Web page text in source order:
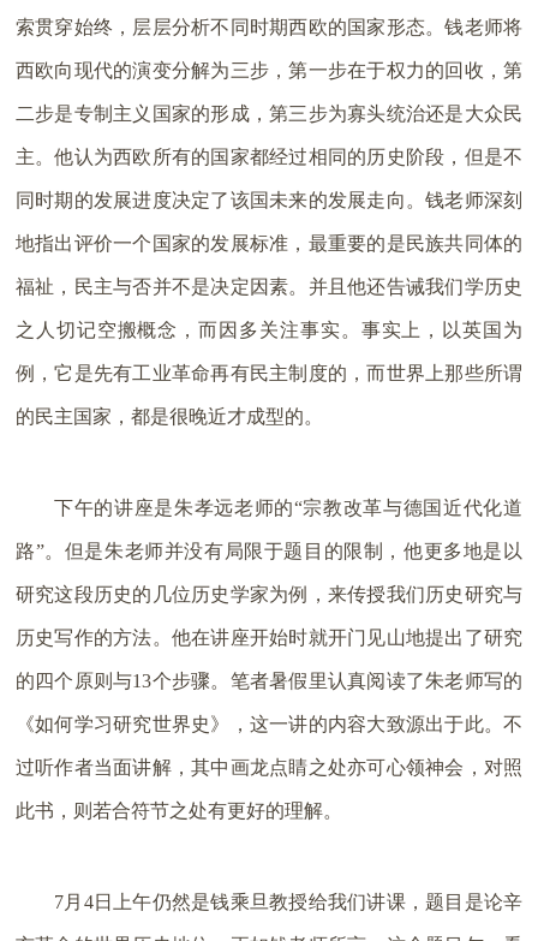
索贯穿始终，层层分析不同时期西欧的国家形态。钱老师将
西欧向现代的演变分解为三步，第一步在于权力的回收，第
二步是专制主义国家的形成，第三步为寡头统治还是大众民
主。他认为西欧所有的国家都经过相同的历史阶段，但是不
同时期的发展进度决定了该国未来的发展走向。钱老师深刻
地指出评价一个国家的发展标准，最重要的是民族共同体的
福祉，民主与否并不是决定因素。并且他还告诫我们学历史
之人切记空搬概念，而因多关注事实。事实上，以英国为
例，它是先有工业革命再有民主制度的，而世界上那些所谓
的民主国家，都是很晚近才成型的。
下午的讲座是朱孝远老师的“宗教改革与德国近代化道
路”。但是朱老师并没有局限于题目的限制，他更多地是以
研究这段历史的几位历史学家为例，来传授我们历史研究与
历史写作的方法。他在讲座开始时就开门见山地提出了研究
的四个原则与13个步骤。笔者暑假里认真阅读了朱老师写的
《如何学习研究世界史》，这一讲的内容大致源出于此。不
过听作者当面讲解，其中画龙点睛之处亦可心领神会，对照
此书，则若合符节之处有更好的理解。
7月4日上午仍然是钱乘旦教授给我们讲课，题目是论辛